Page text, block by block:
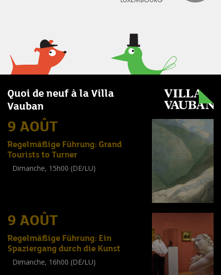
Quoi de neuf à la Villa
Vauban
9 AOÛT
Regelmäßige Führung: Grand
Tourists to Turner
Dimanche, 15h00 (DE/LU)
9 AOÛT
Regelmäßige Führung: Ein
Spaziergang durch die Kunst
Dimanche, 16h00 (DE/LU)